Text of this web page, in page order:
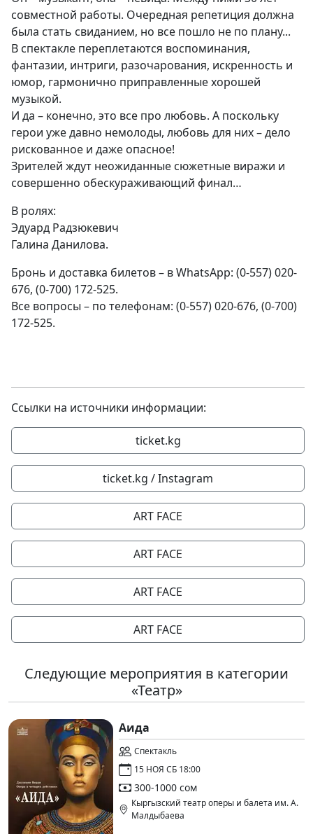
совместной работы. Очередная репетиция должна
была стать свиданием, но все пошло не по плану...
В спектакле переплетаются воспоминания,
фантазии, интриги, разочарования, искренность и
юмор, гармонично приправленные хорошей
музыкой.
И да – конечно, это все про любовь. А поскольку
герои уже давно немолоды, любовь для них – дело
рискованное и даже опасное!
Зрителей ждут неожиданные сюжетные виражи и
совершенно обескураживающий финал…
В ролях:
Эдуард Радзюкевич
Галина Данилова.
Бронь и доставка билетов – в WhatsApp: (0-557) 020-
676, (0-700) 172-525.
Все вопросы – по телефонам: (0-557) 020-676, (0-700)
172-525.
Ссылки на источники информации:
ticket.kg
ticket.kg / Instagram
ART FACE
ART FACE
ART FACE
ART FACE
Следующие мероприятия в категории
«Театр»
Аида
Спектакль
15 НОЯ СБ 18:00
300-1000 сом
Кыргызский театр оперы и балета им. А.
Малдыбаева